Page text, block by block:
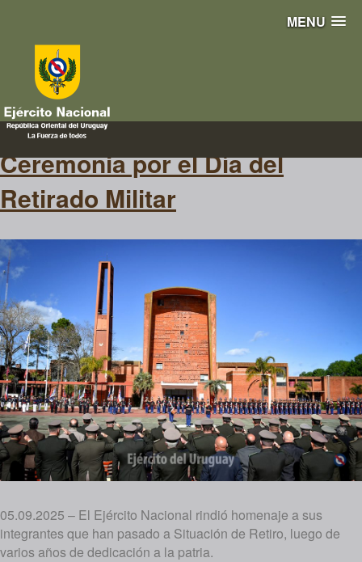
MENU
homenajeados
Ceremonia por el Día del
Retirado Militar
05.09.2025 – El Ejército Nacional rindió homenaje a sus
integrantes que han pasado a Situación de Retiro, luego de
varios años de dedicación a la patria.